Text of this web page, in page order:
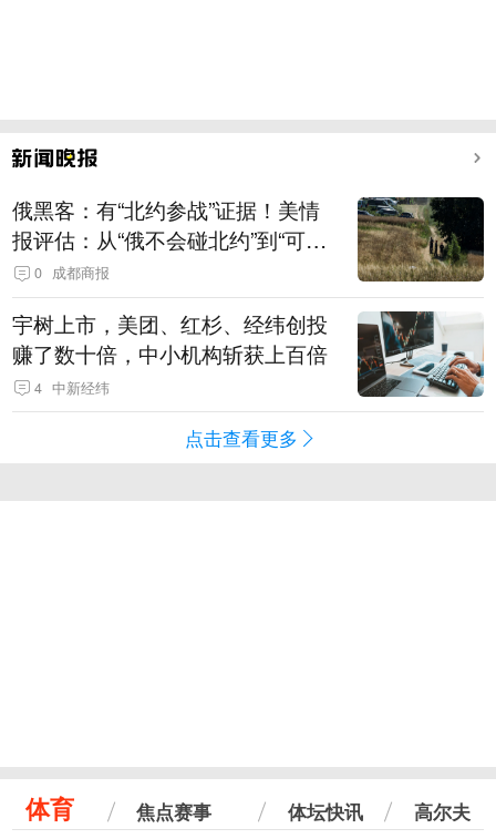
俄黑客：有“北约参战”证据！美情
报评估：从“俄不会碰北约”到“可能
发动有限攻击”
0 成都商报
宇树上市，美团、红杉、经纬创投
赚了数十倍，中小机构斩获上百倍
4 中新经纬
点击查看更多
体育 焦点赛事 体坛快讯 高尔夫